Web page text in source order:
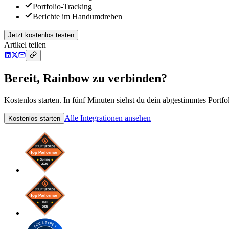
Portfolio-Tracking
Berichte im Handumdrehen
Jetzt kostenlos testen
Artikel teilen
Bereit, Rainbow zu verbinden?
Kostenlos starten. In fünf Minuten siehst du dein abgestimmtes
Kostenlos starten Alle Integrationen ansehen